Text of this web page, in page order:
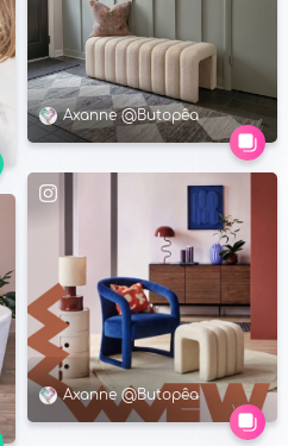
Axanne @Butopêa
Axanne @Butopêa